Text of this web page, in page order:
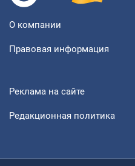
О компании
Правовая информация
Реклама на сайте
Редакционная политика